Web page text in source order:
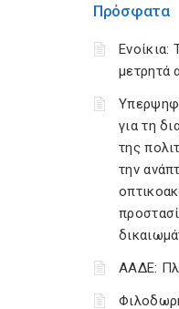
Πρόσφατα
Ενοίκια:
μετρητά
για τη
της
την
ΑΑΔΕ: